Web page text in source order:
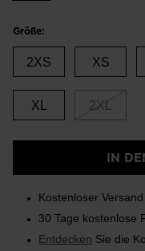
Größe:
2XS XS
XL 2XL
IN
Kostenloser
30 Tage kostenlose
Entdecken Sie die